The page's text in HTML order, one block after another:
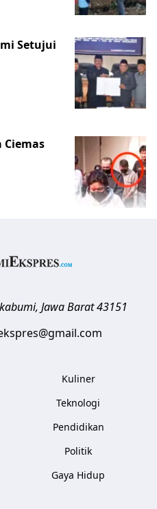
Setujui
Ciemas
, Jawa Barat 43151
Kuliner
Teknologi
Pendidikan
Politik
Gaya Hidup